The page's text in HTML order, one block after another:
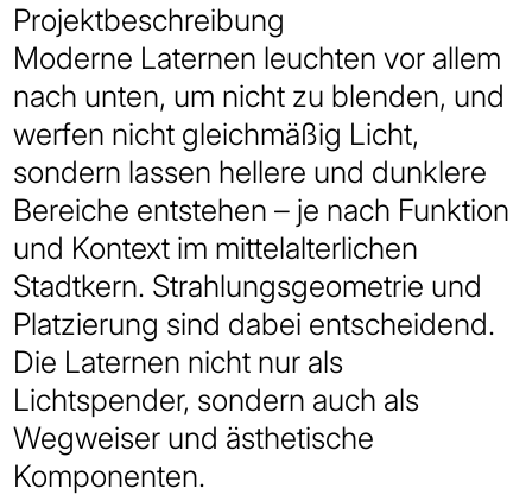
Projektbeschreibung
Moderne Laternen leuchten vor allem
nach unten, um nicht zu blenden, und
werfen nicht gleichmäßig Licht,
sondern lassen hellere und dunklere
Bereiche entstehen – je nach Funktion
und Kontext im mittelalterlichen
Stadtkern. Strahlungsgeometrie und
Platzierung sind dabei entscheidend.
Die Laternen nicht nur als
Lichtspender, sondern auch als
Wegweiser und ästhetische
Komponenten.